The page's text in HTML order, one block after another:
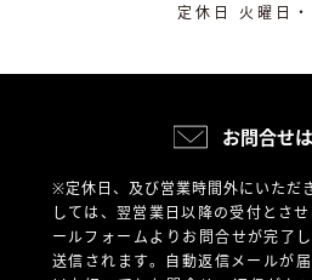
定休日 火曜日・
お問合せ
※定休日、及び営業時間外にいただ
しては、翌営業日以降の受付とさ
ールフォームよりお問合せが完了
送信されます。自動返信メールが届